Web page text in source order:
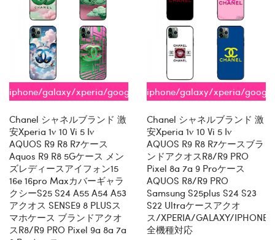
iphone/galaxy/xperia/google/aquos
Chanel シャネルブランド 激
安xperia 1v 10 Vi 5 Iv
AQUOS R9 R8 R7ケース
Aquos R9 R8 5Gケース メン
ズレディースアイフォン15
16e 16pro Maxカバーギャラ
クシーs25 S24 A55 A54 A53
アクオス SENSE9 8 PLUSス
マホケース ブランドアクオ
スR8/R9 PRO Pixel 9a 8a 7a
iphone/galaxy/xperia/
Chanel シャネルブランド 激
安xperia 1v 10 Vi 5 Iv
AQUOS R9 R8 R7ケースブラ
ンドアクオスR8/R9 PRO
Pixel 8a 7a 9 Proケース
AQUOS R8/R9 PRO
Samsung S25plus S24 S23
S22 Ultraケースアクオ
ス/XPERIA/GALAXY/IPHONE
全機種対応